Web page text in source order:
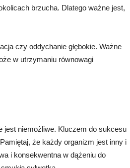
brzucha. Dlatego ważne jest,
czy oddychanie głębokie. Ważne
w utrzymaniu równowagi
jest niemożliwe. Kluczem do sukcesu
że każdy organizm jest inny i
i konsekwentna w dążeniu do